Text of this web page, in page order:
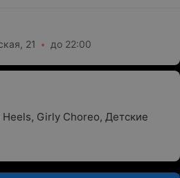
21 до 22:00
Girly Choreo, Детские